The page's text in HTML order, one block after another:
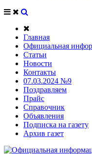
Главная
Официальная
Статьи
Новости
Контакты
07.03.2024 №9
Поздравляем
Прайс
Справочник
Объявления
Подписка на газету
Архив газет